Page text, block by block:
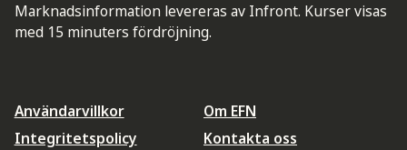
Marknadsinformation levereras av Infront. Kurser visas
med 15 minuters fördröjning.
Användarvillkor
Integritetspolicy
Om EFN
Kontakta oss